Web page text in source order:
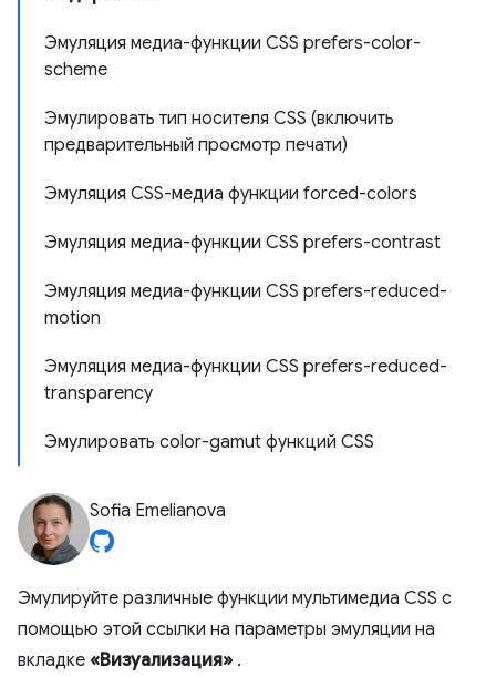
Эмуляция медиа-функции CSS prefers-color-
scheme
Эмулировать тип носителя CSS (включить
предварительный просмотр печати)
Эмуляция CSS-медиа функции forced-colors
Эмуляция медиа-функции CSS prefers-contrast
Эмуляция медиа-функции CSS prefers-reduced-
motion
Эмуляция медиа-функции CSS prefers-reduced-
transparency
Эмулировать color-gamut функций CSS
Sofia Emelianova
Эмулируйте различные функции мультимедиа CSS с
помощью этой ссылки на параметры эмуляции на
вкладке «Визуализация» .